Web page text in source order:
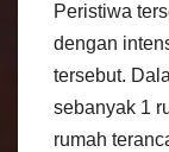
Peristiwa
dengan
tersebut.
sebanyak 1
rumah